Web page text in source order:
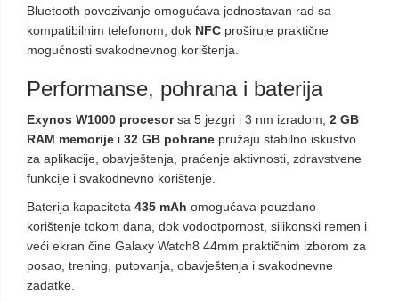
Bluetooth povezivanje omogućava jednostavan rad sa
kompatibilnim telefonom, dok NFC proširuje praktične
mogućnosti svakodnevnog korištenja.
Performanse, pohrana i baterija
Exynos W1000 procesorsa 5 jezgri i 3 nm izradom, 2 GB
RAM memorije i 32 GB pohrane pružaju stabilno iskustvo
za aplikacije, obavještenja, praćenje aktivnosti, zdravstvene
funkcije i svakodnevno korištenje.
Baterija kapaciteta 435 mAh omogućava pouzdano
korištenje tokom dana, dok vodootpornost, silikonski remen i
veći ekran čine Galaxy Watch8 44mm praktičnim izborom za
posao, trening, putovanja, obavještenja i svakodnevne
zadatke.